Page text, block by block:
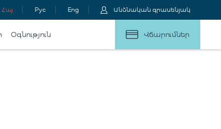
Հայ Рус Eng Անձնական գրասենյակ
Օգնություն Վճարումներ